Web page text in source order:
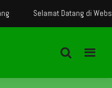
Selamat Datang di